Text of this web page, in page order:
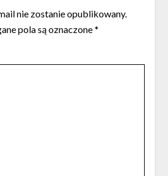
nie zostanie opublikowany.
pola są oznaczone*